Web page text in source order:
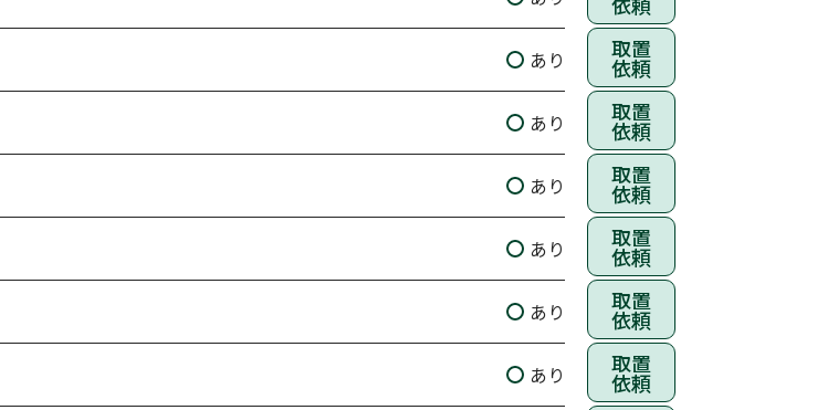
あり 取置
依頼
あり 取置
依頼
あり 取置
依頼
あり 取置
依頼
あり 取置
依頼
あり 取置
依頼